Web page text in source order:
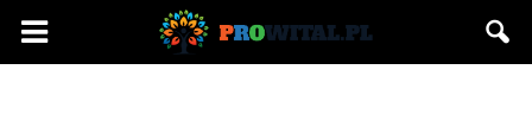
Prowital.pl